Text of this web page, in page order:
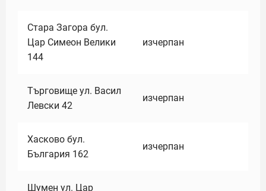
Стара Загора бул.
Цар Симеон Велики
144
изчерпан
Търговище ул. Васил
Левски 42
изчерпан
Хасково бул.
България 162
изчерпан
Шумен ул. Цар